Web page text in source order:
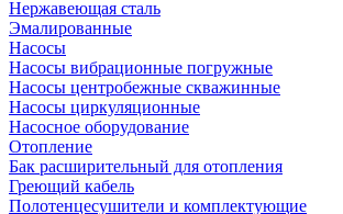
Нержавеющая сталь
Эмалированные
Насосы
Насосы вибрационные погружные
Насосы центробежные скважинные
Насосы циркуляционные
Насосное оборудование
Отопление
Бак расширительный для отопления
Греющий кабель
Полотенцесушители и комплектующие